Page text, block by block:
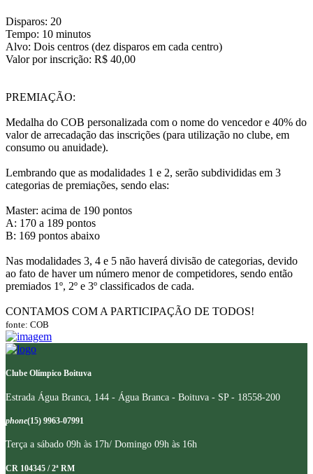
Disparos: 20
Tempo: 10 minutos
Alvo: Dois centros (dez disparos em cada centro)
Valor por inscrição: R$ 40,00
PREMIAÇÃO:
Medalha do COB personalizada com o nome do vencedor e 40% do
valor de arrecadação das inscrições (para utilização no clube, em
consumo ou anuidade).
Lembrando que as modalidades 1 e 2, serão subdivididas em 3
categorias de premiações, sendo elas:
Master: acima de 190 pontos
A: 170 a 189 pontos
B: 169 pontos abaixo
Nas modalidades 3, 4 e 5 não haverá divisão de categorias, devido
ao fato de haver um número menor de competidores, sendo então
premiados 1º, 2º e 3º classificados de cada.
CONTAMOS COM A PARTICIPAÇÃO DE TODOS!
fonte: COB
Clube Olímpico Boituva
Estrada Água Branca, 144 - Água Branca - Boituva - SP - 18558-200
phone(15) 9963-07991
Terça a sábado 09h às 17h/ Domingo 09h às 16h
CR 104345 / 2ª RM